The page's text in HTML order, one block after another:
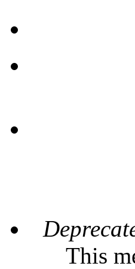
Error message
This